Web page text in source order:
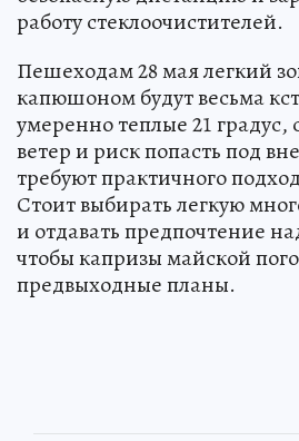
работу стеклоочистителей.
Пешеходам 28 мая легкий
капюшоном будут весьма
умеренно теплые 21
ветер и риск попасть под
требуют практичного
Стоит выбирать легкую
и отдавать предпочтение
чтобы капризы майской
предвыходные планы.